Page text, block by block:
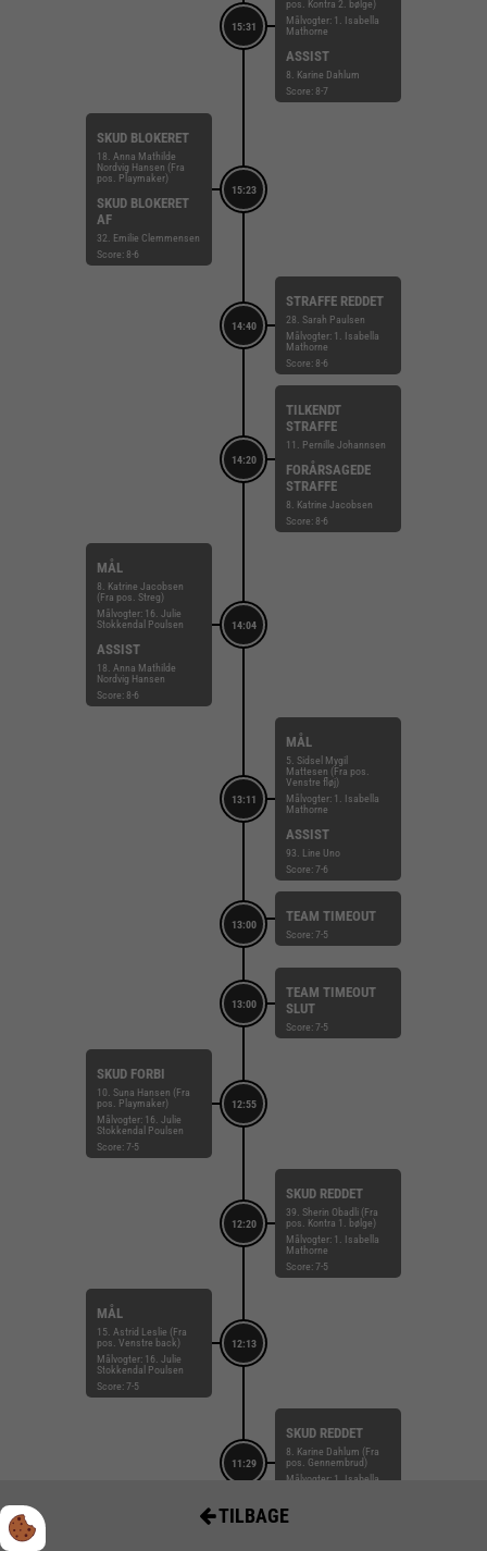
15:31
pos. Kontra 2. bølge)
Målvogter: 1. Isabella
Mathorne
ASSIST
8. Karine Dahlum
Score: 8-7
15:23
SKUD BLOKERET
18. Anna Mathilde
Nordvig Hansen (Fra
pos. Playmaker)
SKUD BLOKERET
AF
32. Emilie Clemmensen
Score: 8-6
14:40
STRAFFE REDDET
28. Sarah Paulsen
Målvogter: 1. Isabella
Mathorne
Score: 8-6
14:20
TILKENDT
STRAFFE
11. Pernille Johannsen
FORÅRSAGEDE
STRAFFE
8. Katrine Jacobsen
Score: 8-6
14:04
MÅL
8. Katrine Jacobsen
(Fra pos. Streg)
Målvogter: 16. Julie
Stokkendal Poulsen
ASSIST
18. Anna Mathilde
Nordvig Hansen
Score: 8-6
13:11
MÅL
5. Sidsel Mygil
Mattesen (Fra pos.
Venstre fløj)
Målvogter: 1. Isabella
Mathorne
ASSIST
93. Line Uno
Score: 7-6
13:00
TEAM TIMEOUT
Score: 7-5
13:00
TEAM TIMEOUT
SLUT
Score: 7-5
12:55
SKUD FORBI
10. Suna Hansen (Fra
pos. Playmaker)
Målvogter: 16. Julie
Stokkendal Poulsen
Score: 7-5
12:20
SKUD REDDET
39. Sherin Obadli (Fra
pos. Kontra 1. bølge)
Målvogter: 1. Isabella
Mathorne
Score: 7-5
12:13
MÅL
15. Astrid Leslie (Fra
pos. Venstre back)
Målvogter: 16. Julie
Stokkendal Poulsen
Score: 7-5
11:29
SKUD REDDET
8. Karine Dahlum (Fra
pos. Gennembrud)
Målvogter: 1. Isabella
Score: 6-5
TILBAGE